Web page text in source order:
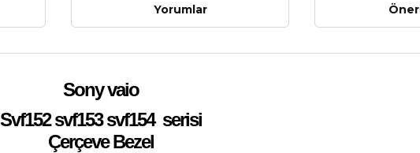
Yorumlar
Sony vaio
Svf152 svf153 svf154 serisi
Çerçeve Bezel